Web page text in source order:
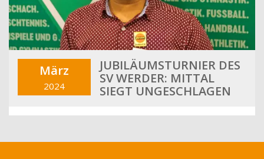
März
2024
JUBILÄUMSTURNIER DES
SV WERDER: MITTAL
SIEGT UNGESCHLAGEN